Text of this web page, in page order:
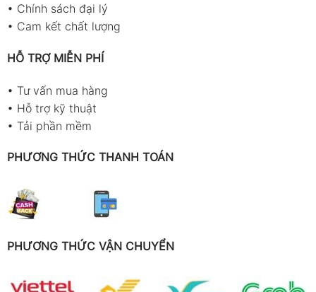
• Chính sách đại lý
• Cam kết chất lượng
HỖ TRỢ MIỄN PHÍ
• Tư vấn mua hàng
• Hỗ trợ kỹ thuật
• Tải phần mềm
PHƯƠNG THỨC THANH TOÁN
PHƯƠNG THỨC VẬN CHUYỂN